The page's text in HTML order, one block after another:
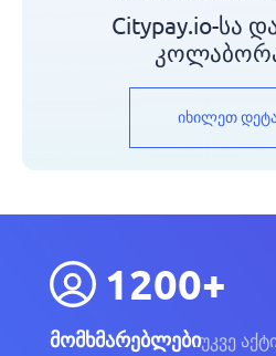
Citypay.io-სა
იხილეთ
1200+
მომხმარებლებიუკვე